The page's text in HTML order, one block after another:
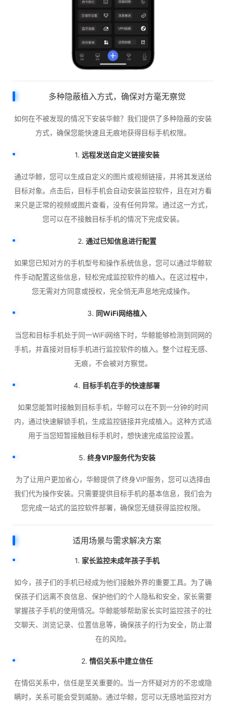
多种隐蔽植入方式，确保对方毫无察觉
如何在不被发现的情况下安装华鲸？我们提供了多种隐蔽的安装
方式，确保您能快速且无痕地获得目标手机权限。
1. 远程发送自定义链接安装
通过华鲸，您可以生成自定义的图片或视频链接，并将其发送给
目标对象。点击后，目标手机会自动安装监控软件，且在对方看
来只是正常的视频或图片查看，没有任何异常。通过这一方式，
您可以在不接触目标手机的情况下完成安装。
2. 通过已知信息进行配置
如果您已知对方的手机型号和操作系统信息，您可以通过华鲸软
件手动配置这些信息，轻松完成监控软件的植入。在这过程中，
您无需对方同意或授权，完全悄无声息地完成操作。
3. 同WiFi网络植入
当您和目标手机处于同一WiFi网络下时，华鲸能够检测到同网的
手机，并直接对目标手机进行监控软件的植入。整个过程无感、
无痕，不会被对方察觉。
4. 目标手机在手的快速部署
如果您能暂时接触到目标手机，华鲸可以在不到一分钟的时间
内，通过快速解锁手机，生成监控链接并完成植入。这种方式适
用于当您短暂接触目标手机时，想快速完成监控设置。
5. 终身VIP服务代为安装
为了让用户更加省心，华鲸提供了终身VIP服务，您可以选择由
我们代为操作安装。只需要提供目标手机的基本信息，我们会为
您完成一站式的监控软件部署，确保您无缝获得监控权限。
适用场景与需求解决方案
1. 家长监控未成年孩子手机
如今，孩子们的手机已经成为他们接触外界的重要工具。为了确
保孩子们远离不良信息、保护他们的个人隐私和安全，家长需要
掌握孩子手机的使用情况。华鲸能够帮助家长实时监控孩子的社
交聊天、浏览记录、位置信息等，确保孩子的行为安全，防止潜
在的风险。
2. 情侣关系中建立信任
在情侣关系中，信任是至关重要的。当一方怀疑对方的不忠或隐
瞒时，关系可能会受到威胁。通过华鲸，您可以无感地监控对方